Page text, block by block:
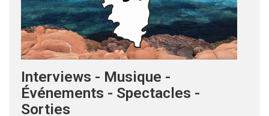
Interviews - Musique -
Événements - Spectacles -
Sorties